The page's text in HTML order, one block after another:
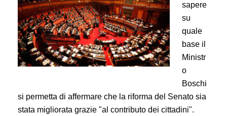
sapere
su
quale
base il
Ministr
o
Boschi
si permetta di affermare che la riforma del Senato sia
stata migliorata grazie "al contributo dei cittadini".